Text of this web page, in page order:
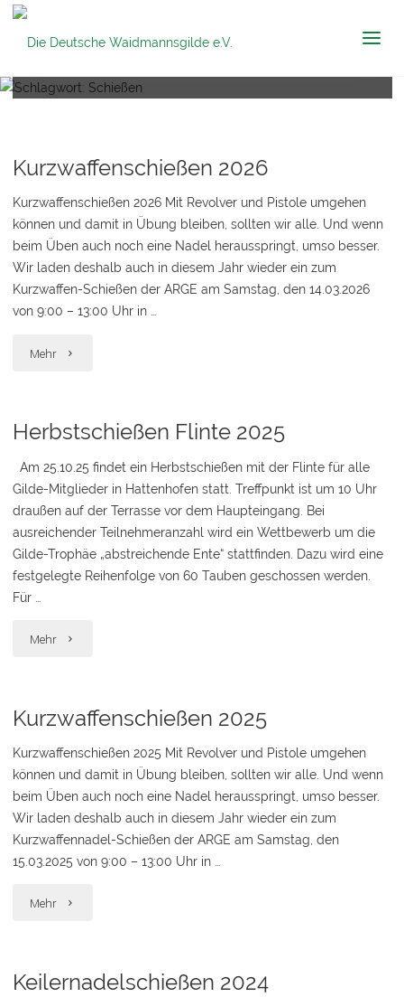
Kurzwaffenschießen 2026
Kurzwaffenschießen 2026 Mit Revolver und Pistole umgehen
können und damit in Übung bleiben, sollten wir alle. Und wenn
beim Üben auch noch eine Nadel herausspringt, umso besser.
Wir laden deshalb auch in diesem Jahr wieder ein zum
Kurzwaffen-Schießen der ARGE am Samstag, den 14.03.2026
von 9:00 – 13:00 Uhr in …
Mehr "Kurzwaffenschießen
Herbstschießen Flinte 2025
Am 25.10.25 findet ein Herbstschießen mit der Flinte für alle
Gilde-Mitglieder in Hattenhofen statt. Treffpunkt ist um 10 Uhr
draußen auf der Terrasse vor dem Haupteingang. Bei
ausreichender Teilnehmeranzahl wird ein Wettbewerb um die
Gilde-Trophäe „abstreichende Ente“ stattfinden. Dazu wird eine
festgelegte Reihenfolge von 60 Tauben geschossen werden.
Für …
Mehr "Herbstschießen
Kurzwaffenschießen 2025
Kurzwaffenschießen 2025 Mit Revolver und Pistole umgehen
können und damit in Übung bleiben, sollten wir alle. Und wenn
beim Üben auch noch eine Nadel herausspringt, umso besser.
Wir laden deshalb auch in diesem Jahr wieder ein zum
Kurzwaffennadel-Schießen der ARGE am Samstag, den
15.03.2025 von 9:00 – 13:00 Uhr in …
Mehr "Kurzwaffenschießen
Keilernadelschießen 2024